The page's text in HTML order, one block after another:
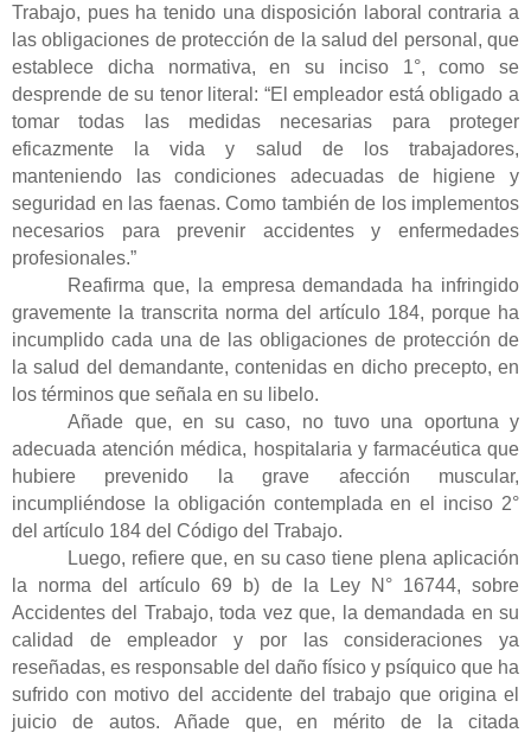
Trabajo, pues ha tenido una disposición laboral contraria a
las obligaciones de protección de la salud del personal, que
establece dicha normativa, en su inciso 1°, como se
desprende de su tenor literal: “El empleador está obligado a
tomar todas las medidas necesarias para proteger
eficazmente la vida y salud de los trabajadores,
manteniendo las condiciones adecuadas de higiene y
seguridad en las faenas. Como también de los implementos
necesarios para prevenir accidentes y enfermedades
profesionales.”
Reafirma que, la empresa demandada ha infringido
gravemente la transcrita norma del artículo 184, porque ha
incumplido cada una de las obligaciones de protección de
la salud del demandante, contenidas en dicho precepto, en
los términos que señala en su libelo.
Añade que, en su caso, no tuvo una oportuna y
adecuada atención médica, hospitalaria y farmacéutica que
hubiere prevenido la grave afección muscular,
incumpliéndose la obligación contemplada en el inciso 2°
del artículo 184 del Código del Trabajo.
Luego, refiere que, en su caso tiene plena aplicación
la norma del artículo 69 b) de la Ley N° 16744, sobre
Accidentes del Trabajo, toda vez que, la demandada en su
calidad de empleador y por las consideraciones ya
reseñadas, es responsable del daño físico y psíquico que ha
sufrido con motivo del accidente del trabajo que origina el
juicio de autos. Añade que, en mérito de la citada